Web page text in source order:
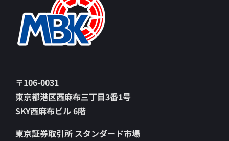
〒106-0031
東京都港区西麻布三丁目3番1号
SKY西麻布ビル 6階
東京証券取引所 スタンダード市場